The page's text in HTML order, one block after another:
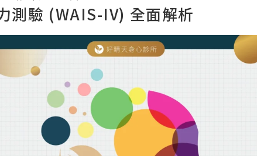
測驗 (WAIS-IV) 全面解析